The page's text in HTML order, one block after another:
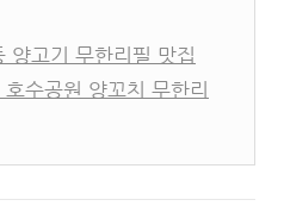
양고기 무한리필 맛집
수공원 양꼬치 무한리